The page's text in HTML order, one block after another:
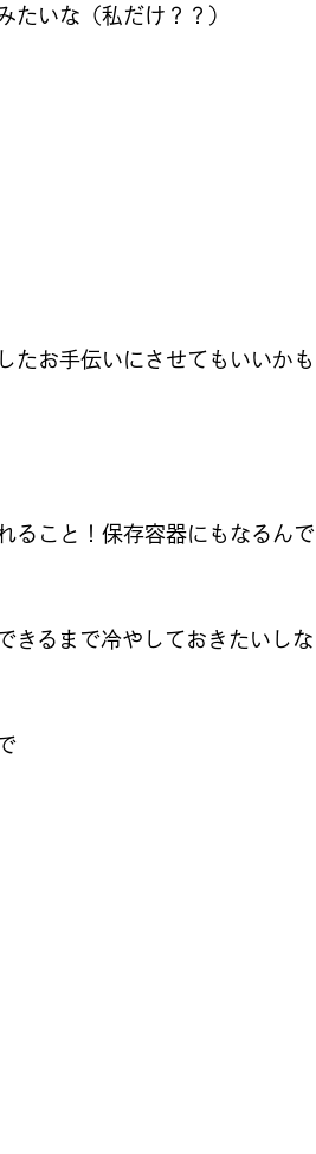
いな（私だけ？？）
たお手伝いにさせてもいいかも
ること！保存容器にもなるんで
きるまで冷やしておきたいしな